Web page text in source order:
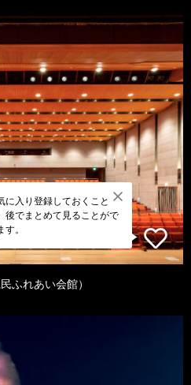
に入り登録しておくこと
後でまとめて見ることがで
す。
ふれあい会館）